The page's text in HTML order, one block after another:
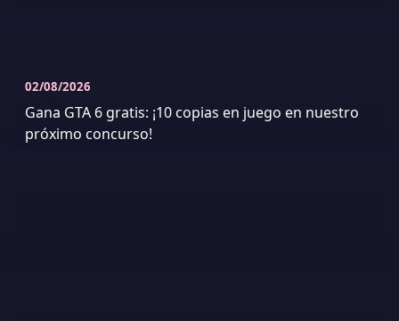
02/08/2026
Gana GTA 6 gratis: ¡10 copias en juego en nuestro
próximo concurso!